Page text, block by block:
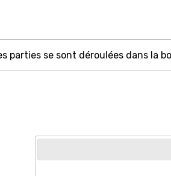
parties se sont déroulées dans la